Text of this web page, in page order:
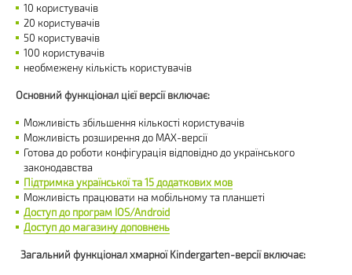
10 користувачів
20 користувачів
50 користувачів
100 користувачів
необмежену кількість користувачів
Основний функціонал цієї версії включає:
Можливість збільшення кількості користувачів
Можливість розширення до MAX-версії
Готова до роботи конфігурація відповідно до українського
законодавства
Підтримка української та 15 додаткових мов
Можливість працювати на мобільному та планшеті
Доступ до програм IOS/Android
Доступ до магазину доповнень
Загальний функціонал хмарної Kindergarten-версії включає: